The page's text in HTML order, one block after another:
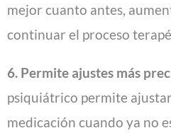
mejor cuanto antes,
continuar el proceso
6. Permite ajustes más
psiquiátrico permite
medicación cuando ya no